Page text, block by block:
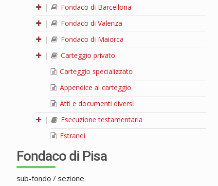
|
Fondaco di Barcellona
|
Fondaco di Valenza
|
Fondaco di Maiorca
|
Carteggio privato
Carteggio specializzato
Appendice al carteggio
Atti e documenti diversi
|
Esecuzione testamentaria
Estranei
Fondaco di Pisa
sub-fondo / sezione